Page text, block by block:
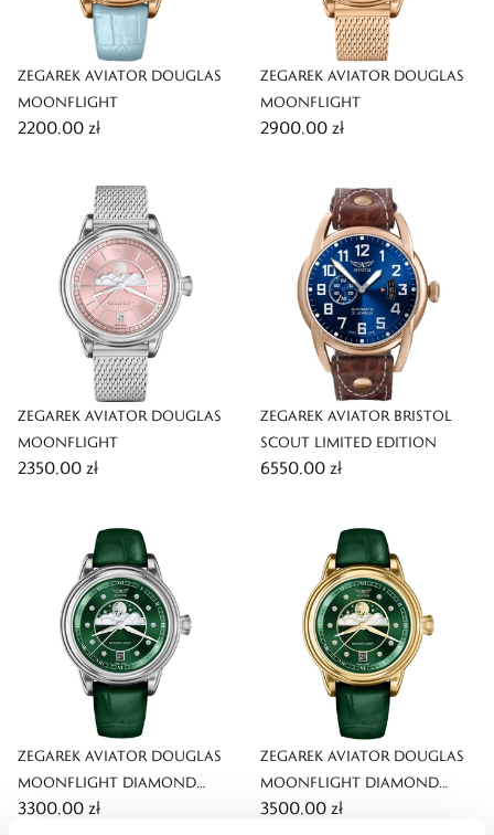
ZEGAREK AVIATOR DOUGLAS
MOONFLIGHT
2200,00 zł
ZEGAREK AVIATOR DOUGLAS
MOONFLIGHT
2900,00 zł
ZEGAREK AVIATOR DOUGLAS
MOONFLIGHT
2350,00 zł
ZEGAREK AVIATOR BRISTOL
SCOUT LIMITED EDITION
6550,00 zł
ZEGAREK AVIATOR DOUGLAS
MOONFLIGHT DIAMOND
POLISH EDITION
3300,00 zł
ZEGAREK AVIATOR DOUGLAS
MOONFLIGHT DIAMOND
POLISH EDITION
3500,00 zł